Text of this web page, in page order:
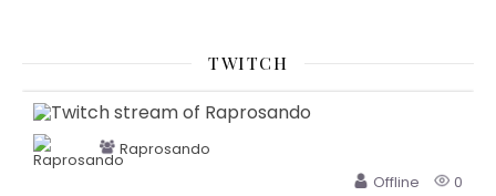
TWITCH
Raprosando
Offline
0